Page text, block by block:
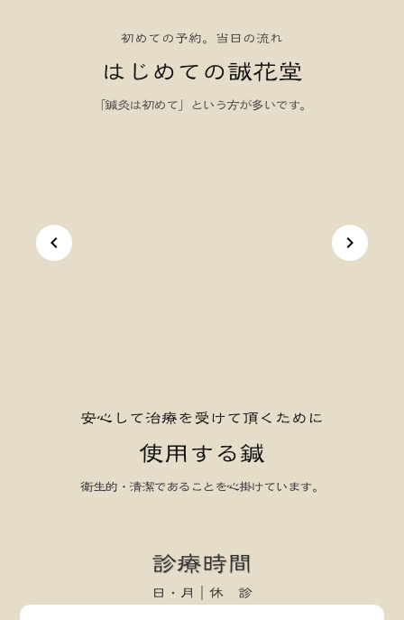
初めての予約。当日の流れ
はじめての誠花堂
「鍼灸は初めて」という方が多いです。
keyboard_arrow_right
keyboard_arrow_left
安心して治療を受けて頂くために
使用する鍼
衛生的・清潔であることを心掛けています。
診療時間
日・月｜休 診